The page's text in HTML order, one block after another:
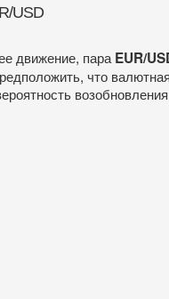
USD
движение, пара EUR/
что